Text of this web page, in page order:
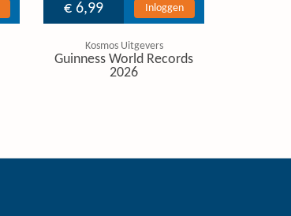
€ 6,99
Inloggen
Kosmos Uitgevers
Guinness World Records
2026